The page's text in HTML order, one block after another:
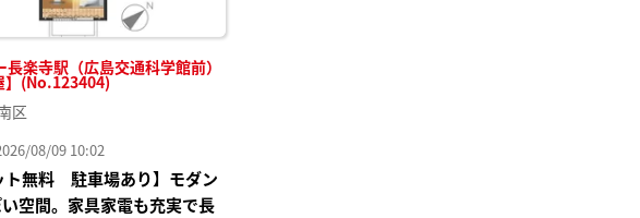
楽寺駅（広島交通科学館前）
】(No.123404)
区
08/09 10:02
ト無料 駐車場あり】モダン
空間。家具家電も充実で長